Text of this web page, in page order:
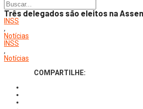
Três delegados são eleitos na
INSS
,
Notícias
INSS
,
Notícias
COMPARTILHE: